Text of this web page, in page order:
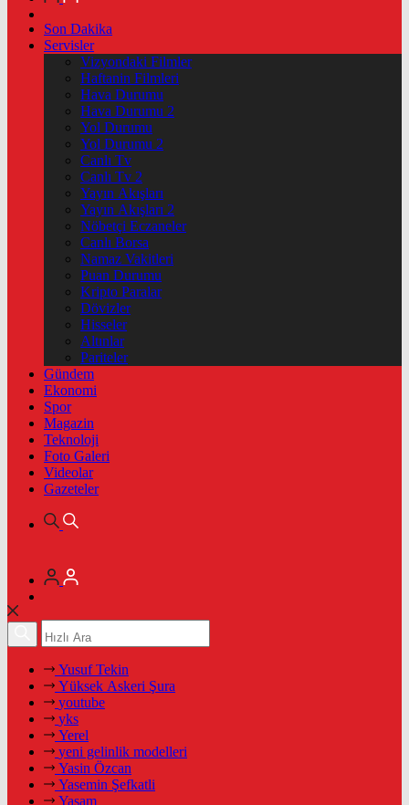
Son Dakika
Servisler
Vizyondaki Filmler
Haftanin Filmleri
Hava Durumu
Hava Durumu 2
Yol Durumu
Yol Durumu 2
Canlı Tv
Canlı Tv 2
Yayın Akışları
Yayın Akışları 2
Nöbetçi Eczaneler
Canlı Borsa
Namaz Vakitleri
Puan Durumu
Kripto Paralar
Dövizler
Hisseler
Altınlar
Pariteler
Gündem
Ekonomi
Spor
Magazin
Teknoloji
Foto Galeri
Videolar
Gazeteler
Yusuf Tekin
Yüksek Askeri Şura
youtube
yks
Yerel
yeni gelinlik modelleri
Yasin Özcan
Yasemin Şefkatli
Yaşam